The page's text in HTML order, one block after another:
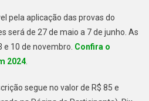
pela aplicação das provas do
será de 27 de maio a 7 de junho. As
10 de novembro. Confira o
2024.
segue no valor de R$ 85 e